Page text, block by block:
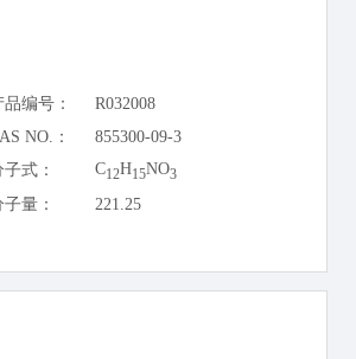
品编号：
R032008
NO.：
855300-09-3
子式：
C12H15NO3
子量： 221.25